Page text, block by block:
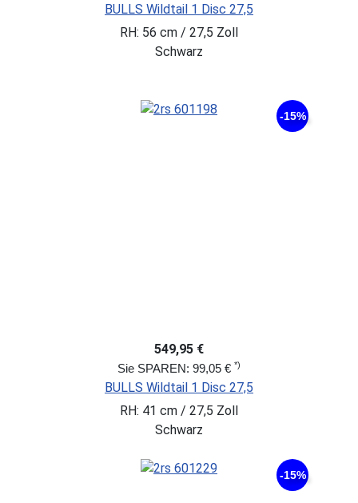
BULLS Wildtail 1 Disc 27,5
RH: 56 cm / 27,5 Zoll
Schwarz
-15%
549,95 €
Sie SPAREN: 99,05 € *)
BULLS Wildtail 1 Disc 27,5
RH: 41 cm / 27,5 Zoll
Schwarz
-15%